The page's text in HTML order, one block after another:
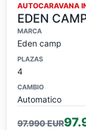
AUTOCARAVANA
EDEN
MARCA
Eden camp
PLAZAS
4
CAMBIO
Automatico
97.990 EUR